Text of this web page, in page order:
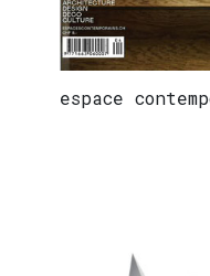
espace